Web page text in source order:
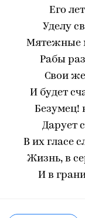
Его
Уделу
Мятежные
Рабы
Свои
И будет
Безумец!
Дарует
В их гласе
Жизнь, в
И в